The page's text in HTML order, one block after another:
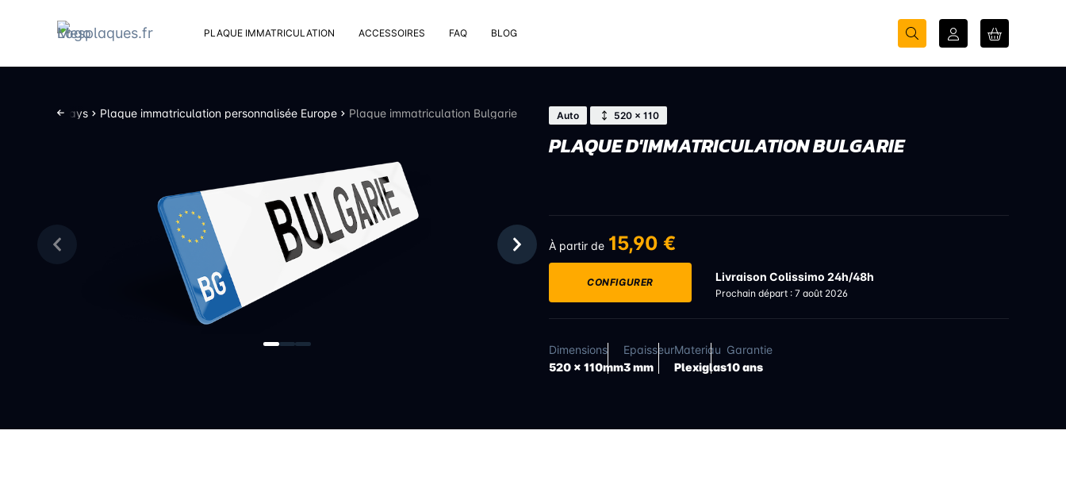
PLAQUE IMMATRICULATION ACCESSOIRES
Rivets
Ventouses
Bouchon valve de pneu
Sent bons
FAQ BLOG
Pays Plaque immatriculation personnalisée Europe Plaque immatriculation Bulgarie Auto 520 × 110
PLAQUE D'IMMATRICULATION BULGARIE
À partir de 15,90 €
CONFIGURER Livraison Colissimo 24h/48h
Prochain départ : 7 août 2026
Dimensions
520 x 110mm
Epaisseur
3 mm
Materiau
Plexiglas
Garantie
10 ans